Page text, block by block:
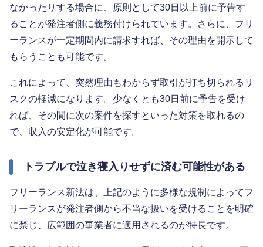
なかったりする場合に、原則として30日以上前に予告す
ることが発注者側に義務付けられています。さらに、フリ
ーランスが一定期間内に請求すれば、その理由を開示して
もらうことも可能です。
これによって、突然理由もわからず取引が打ち切られるリ
スクの軽減になります。少なくとも30日前に予告を受け
れば、その間に次の案件を探すといった対策を取れるの
で、収入の安定化が可能です。
トラブルで泣き寝入りせずに済む可能性がある
フリーランス新法は、上記のように多様な規制によってフ
リーランスが発注者側から不当な扱いを受けることを明確
に禁じ、広範囲の事業者に適用されるのが特長です。